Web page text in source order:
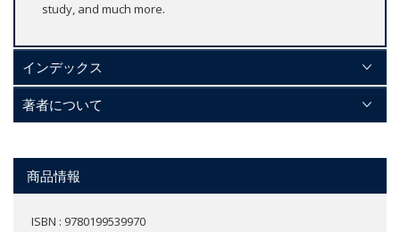
study, and much more.
インデックス
著者について
商品情報
ISBN : 9780199539970